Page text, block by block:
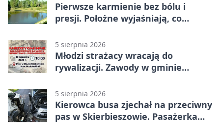
Pierwsze karmienie bez bólu i
presji. Położne wyjaśniają, co
5 sierpnia 2026
Młodzi strażacy wracają do
rywalizacji. Zawody w gminie
5 sierpnia 2026
Kierowca busa zjechał na przeciwny
pas w Skierbieszowie. Pasażerka